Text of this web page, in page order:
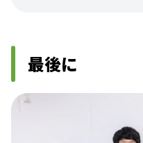
最後に